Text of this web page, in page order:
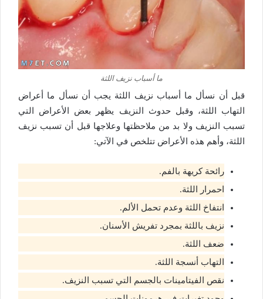
ما أسباب نزيف اللثة
قبل أن نسأل ما أسباب نزيف اللثة يجب أن نسأل ما أعراض
التهاب اللثة، وقبل حدوث النزيف يظهر بعض الأعراض التي
تسبب النزيف ولا بد من ملاحظتها وعلاجها قبل أن تسبب نزيف
اللثة، وأهم هذه الأعراض تتلخص في الآتي:
رائحة كريهة بالفم.
احمرار اللثة.
انتفاخ اللثة وعدم تحمل الألم.
نزيف باللثة بمجرد تفريش الأسنان.
ضعف اللثة.
التهاب أنسجة اللثة.
نقص الفيتامينات بالجسم التي تسبب النزيف.